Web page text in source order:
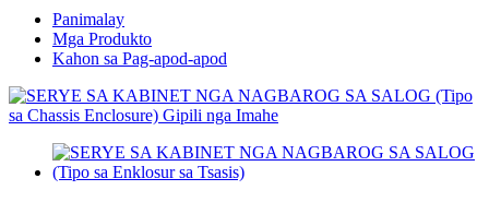
Panimalay
Mga Produkto
Kahon sa Pag-apod-apod